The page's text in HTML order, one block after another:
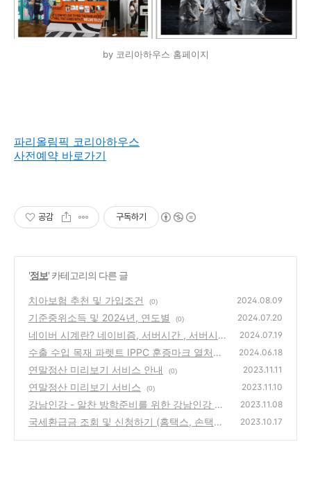
by 코리아하우스 홈페이지
파리올림픽 코리아하우스
사전예약 바로가기
공감 구독하기
'정보' 카테고리의 다른 글
치아보험 추천 및 가입조건 (0) 2024.08.09
기준중위소득 및 2024년, 연도별 (0) 2024.07.20
네이버 시계란? 네이비즘, 서버시간 , 서버시
계 활용법
(0)
2024.07.19
수출 수입 목재 파렛트 IPPC 훈증마크 열처리
장단점 비교
(0)
2024.06.18
연말정산 미리보기 서비스 안내 (0) 2023.11.11
연말정산 미리보기 서비스 (0) 2023.11.10
강남인강 - 알찬 방학준비를 위한 강남인강 이
용팁 및 장학금 안내
(0)
2023.11.08
국세환급금 조회 및 신청하기 (홈택스, 손택스,
2023.10.17